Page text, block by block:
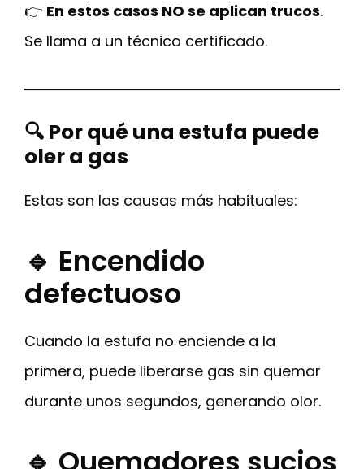
👉 En estos casos NO se aplican trucos.
Se llama a un técnico certificado.
🔍 Por qué una estufa puede
oler a gas
Estas son las causas más habituales:
🔹 Encendido
defectuoso
Cuando la estufa no enciende a la
primera, puede liberarse gas sin quemar
durante unos segundos, generando olor.